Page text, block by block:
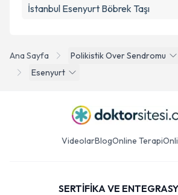
Ana Sayfa Polikistik Over Sendromu
Esenyurt
İstanbul Esenyurt Böbrek Taşı
VideolarBlogOnline Terapi
SERTİFİKA VE